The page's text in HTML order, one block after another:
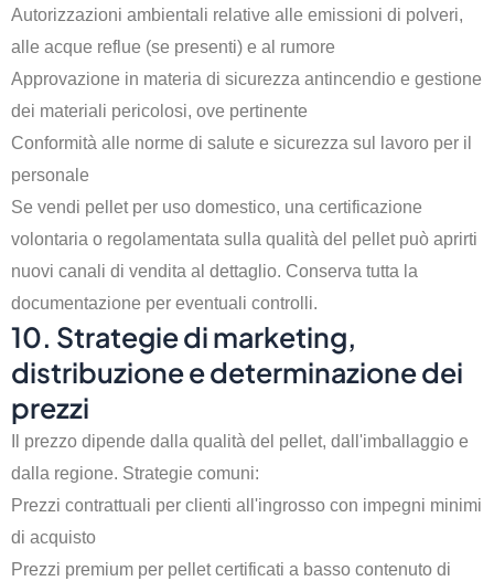
Autorizzazioni ambientali relative alle emissioni di polveri,
alle acque reflue (se presenti) e al rumore
Approvazione in materia di sicurezza antincendio e gestione
dei materiali pericolosi, ove pertinente
Conformità alle norme di salute e sicurezza sul lavoro per il
personale
Se vendi pellet per uso domestico, una certificazione
volontaria o regolamentata sulla qualità del pellet può aprirti
nuovi canali di vendita al dettaglio. Conserva tutta la
documentazione per eventuali controlli.
10. Strategie di marketing,
distribuzione e determinazione dei
prezzi
Il prezzo dipende dalla qualità del pellet, dall'imballaggio e
dalla regione. Strategie comuni:
Prezzi contrattuali per clienti all'ingrosso con impegni minimi
di acquisto
Prezzi premium per pellet certificati a basso contenuto di